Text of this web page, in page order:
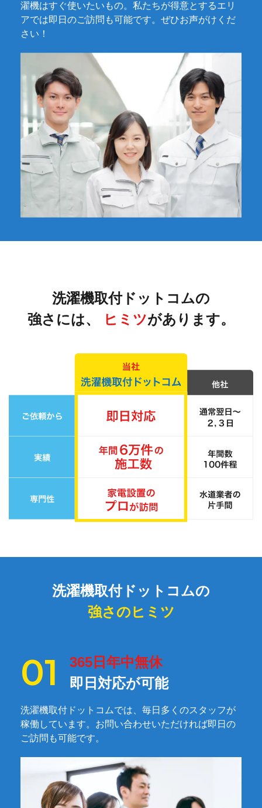
濯機はすぐ使いたいもの。私たちが得意とするエリ
アでは即日のご訪問も可能です。ぜひお声がけくだ
さい！
洗濯機取付ドットコムの
強さには、
ヒミツがあります。
洗濯機取付ドットコムの
強さのヒミツ
365日年中無休
即日対応が可能
洗濯機取付ドットコムでは、毎日多くのスタッフが
稼働しています。お問い合わせいただければ即日の
ご訪問も可能です。